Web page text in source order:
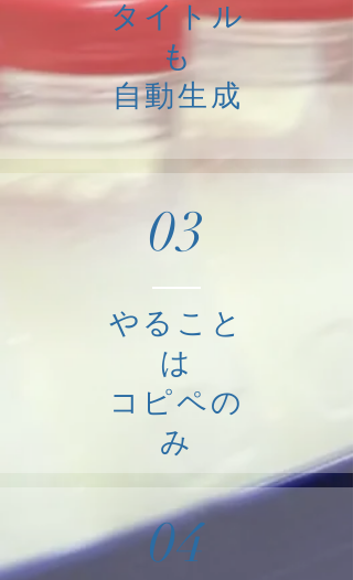
タイトル
も
自動生成
03
やること
は
コピペの
み
04